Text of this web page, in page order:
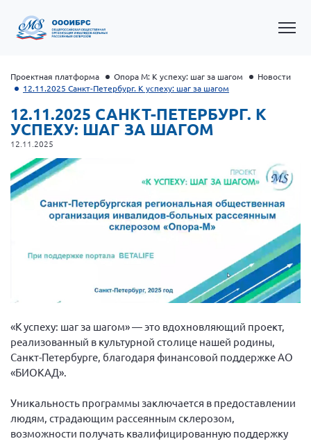
Общероссийская РС
Алтайский край
Архангельская область
Владимирская область
Воронежская область
Ивановская область
Кемеровская область
Кировская область
Проектная платформа Опора М: К успеху: шаг за шагом
Новости
12.11.2025 Санкт-Петербург. К успеху: шаг за шагом
12.11.2025 САНКТ-ПЕТЕРБУРГ. К
УСПЕХУ: ШАГ ЗА ШАГОМ
12.11.2025
«К успеху: шаг за шагом» — это вдохновляющий проект,
реализованный в культурной столице нашей родины,
Санкт-Петербурге, благодаря финансовой поддержке АО
«БИОКАД».
Уникальность программы заключается в предоставлении
людям, страдающим рассеянным склерозом,
возможности получать квалифицированную поддержку